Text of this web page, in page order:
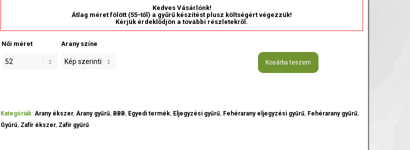
Kedves Vásárlónk!
Átlag méret fölött (55-től) a gyűrű készítést plusz költségért végezzük!
Kérjük érdeklődjön a további részletekről.
Női méret Arany színe
Kosárba teszem
Kategóriák:Arany ékszer,Arany gyűrű, BBB, Egyedi termék, Eljegyzési gyűrű, Fehérarany eljegyzési gyűrű, Fehérarany gyűrű,
Gyűrű, Zafír ékszer, Zafír gyűrű